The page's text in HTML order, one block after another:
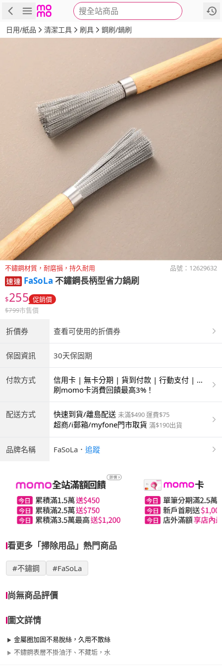
搜全站商品
商品 評價 詳情
日用/紙品 清潔工具 刷具 鋼刷/鍋刷
不鏽鋼材質，耐磨損，持久耐用 品號： 12629632
FaSoLa 不鏽鋼長柄型省力鍋刷
$255 促銷價
$799市售價
折價券 查看可使用的折價券
保固資訊 30天保固期
付款方式
信用卡 | 無卡分期 | 貨到付款 | 行動支付 | 超
商付款 | ATM | 銀聯卡
刷momo卡消費回饋最高3%！
配送方式 快速到貨/離島配送 未滿$490 運費$75
超商/i郵箱/myfone門市取貨 滿$190出貨
品牌名稱 FaSoLa ． 追蹤
看更多「掃除用品」熱門商品
#不鏽鋼 #FaSoLa
尚無商品評價
圖文詳情
金屬圈加固不易脫絲，久用不散絲
不鏽鋼表層不掛油汙、不藏垢，水